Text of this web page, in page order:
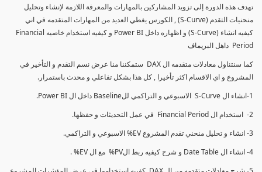
تهدف هذه الدورة إلى تزويد المشاركين بالمهارات والمعرفة اللازمة لإنشاء وتحليل
منحنيات التقدم (S-Curve) , الكورس يغطي العديد من المهارات المتقدمه في اني
كيفيه انشاء (S-Curve) و اظهاره داخل Power BI و كيفيه استخدام خاصيه Financial
Period داهل البريماف
كما سنتناول معادلات متقدمه ال DAX ستمكننا منا عرض نسم التقدم و التأخير في
المشروع و اي الاقسام اكثر تأخيرا , كل هذا بشكل تفاعلي و محدث باستمرار.
1-انشاء ال S-Curve الاسبوعي و التراكمي للBaseline داخل ال Power BI.
2- استخدام ال Financial Period في عمل التحديثات و حفظها.
3- انشاء و تحليل منحني تقدم المشروع EV% الاسبوعي و التراكمي.
4- انشاء ال Date Table و شرح كيفيه ربط الPV% مع ال EV% .